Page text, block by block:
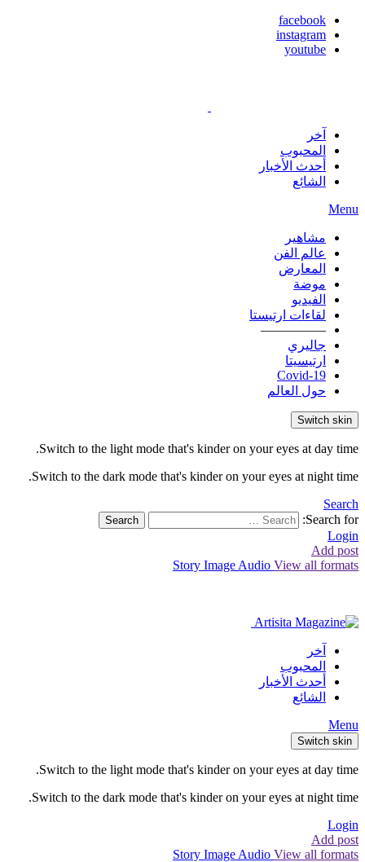
facebook
instagram
youtube
آخر
المحبوب
أحدث الأخبار
الشائع
Menu
مشاهير
عالم الفن
المعارض
موضة
الفيديو
لقاءات ارتيستا
—————
جاليري
ارتيسيتا
Covid-19
حول العالم
Switch skin
Switch to the light mode that's kinder on your eyes at day time.
Switch to the dark mode that's kinder on your eyes at night time.
Search
Search for:
Search
Login
Add post
Story Image Audio View all formats
آخر
المحبوب
أحدث الأخبار
الشائع
Menu
Switch skin
Switch to the light mode that's kinder on your eyes at day time.
Switch to the dark mode that's kinder on your eyes at night time.
Login
Add post
Story Image Audio View all formats